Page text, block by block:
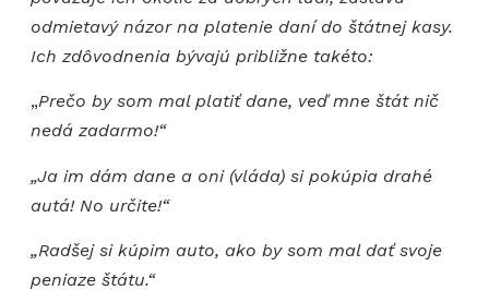
odmietavý názor na platenie daní do štátnej kasy.
Ich zdôvodnenia bývajú približne takéto:
„Prečo by som mal platiť dane, veď mne štát nič
nedá zadarmo!“
„Ja im dám dane a oni (vláda) si pokúpia drahé
autá! No určite!“
„Radšej si kúpim auto, ako by som mal dať svoje
peniaze štátu.“